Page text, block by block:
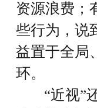
资源浪费；
些行为，说
益置于全局
环。
“近视”